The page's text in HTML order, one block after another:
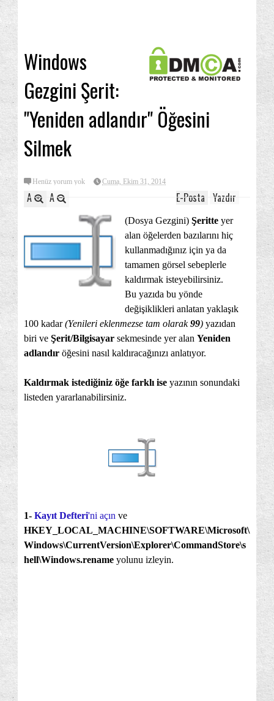
Windows
Gezgini Şerit:
"Yeniden adlandır" Öğesini
Silmek
Henüz yorum yok Cuma, Ekim 31, 2014
A A Yazdır
E-Posta
(Dosya Gezgini) Şeritte yer
alan öğelerden bazılarını hiç
kullanmadığınız için ya da
tamamen görsel sebeplerle
kaldırmak isteyebilirsiniz.
Bu yazıda bu yönde
değişiklikleri anlatan yaklaşık
100 kadar(Yenileri eklenmezse tam olarak99) yazıdan
biri ve Şerit/Bilgisayar sekmesinde yer alan Yeniden
adlandır öğesini nasıl kaldıracağınızı anlatıyor.
Kaldırmak istediğiniz öğe farklı ise yazının sonundaki
listeden yararlanabilirsiniz.
1- Kayıt Defteri'ni açın ve
HKEY_LOCAL_MACHINE\SOFTWARE\Microsoft\
Windows\CurrentVersion\Explorer\CommandStore\s
hell\Windows.rename yolunu izleyin.